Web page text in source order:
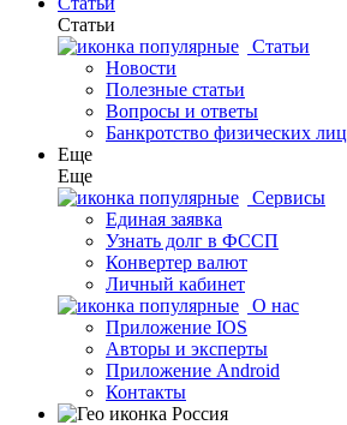
Статьи
Статьи
Новости
Полезные статьи
Вопросы и ответы
Банкротство физических лиц
Еще
Еще
Сервисы
Единая заявка
Узнать долг в ФССП
Конвертер валют
Личный кабинет
О нас
Приложение IOS
Авторы и эксперты
Приложение Android
Контакты
Россия